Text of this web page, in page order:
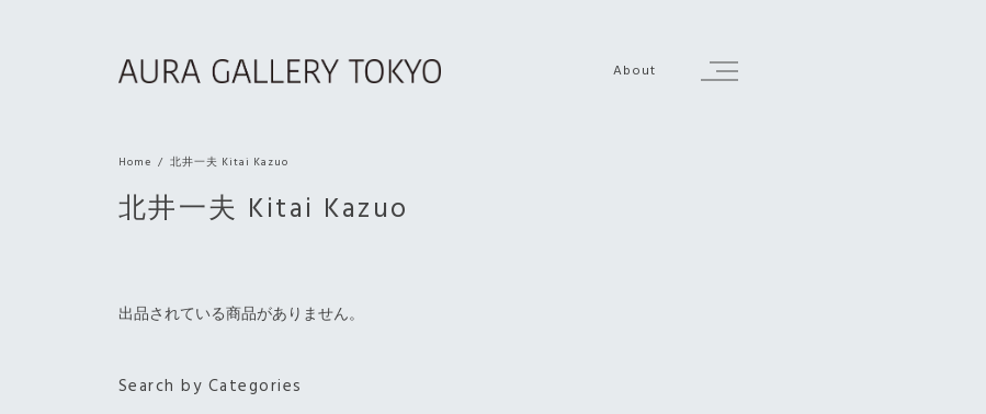
About
Home 北井一夫 Kitai Kazuo
北井一夫 Kitai Kazuo
出品されている商品がありません。
Search by Categories